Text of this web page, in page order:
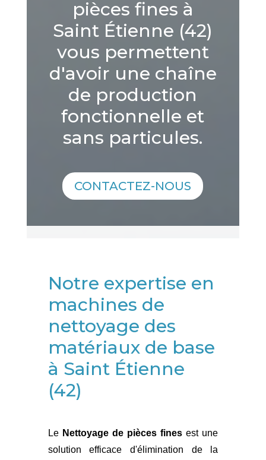
pièces fines à
Saint Étienne (42)
vous permettent
d'avoir une chaîne
de production
fonctionnelle et
sans particules.
CONTACTEZ-NOUS
Notre expertise en
machines de
nettoyage des
matériaux de base
à Saint Étienne
(42)
Le Nettoyage de pièces fines est une
solution efficace d'élimination de la